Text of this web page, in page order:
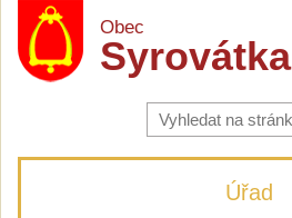
Obec
Syrovátka
Vyhledávání
na
stránkách
Úřad